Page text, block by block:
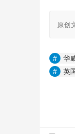
原创
华
英